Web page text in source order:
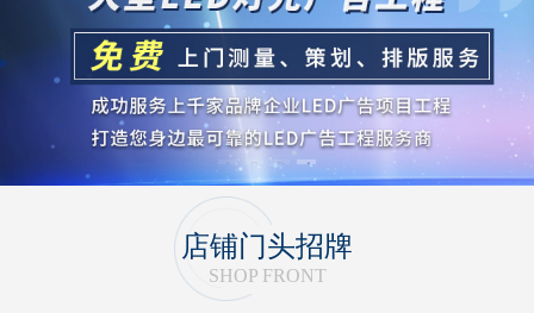
1 3 4
店铺门头招牌
SHOP FRONT